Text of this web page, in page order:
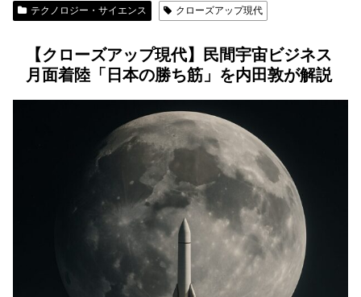
テクノロジー・サイエンス クローズアップ現代
【クローズアップ現代】民間宇宙ビジネス
月面着陸「日本の勝ち筋」を内田敦が解説